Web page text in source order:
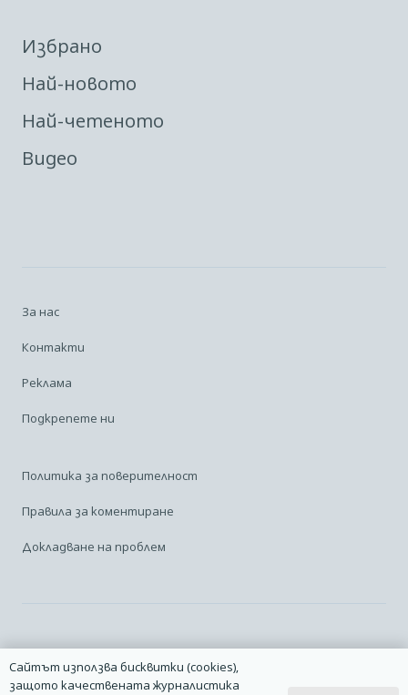
Избрано
Най-новото
Най-четеното
Видео
За нас
Контакти
Реклама
Подкрепете ни
Политика за поверителност
Правила за коментиране
Докладване на проблем
Linkedin
Сайтът използва бисквитки (cookies),
защото качествената журналистика